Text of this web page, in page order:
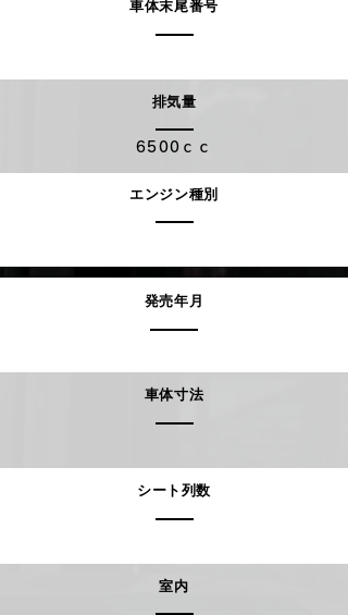
車体末尾番号
排気量
6500ｃｃ
エンジン種別
発売年月
車体寸法
シート列数
室内